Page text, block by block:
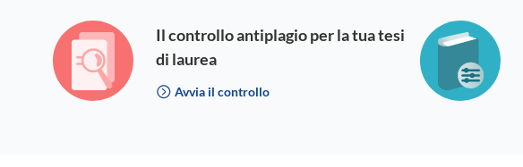
Il controllo antiplagio per la tua tesi
di laurea
Avvia il controllo